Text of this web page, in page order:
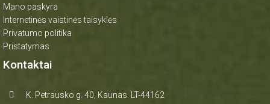
Mano paskyra
Internetinės vaistinės taisyklės
Privatumo politika
Pristatymas
Kontaktai
K. Petrausko g. 40, Kaunas. LT-44162